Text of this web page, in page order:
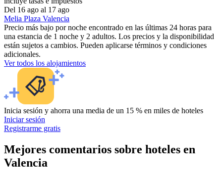
Del 16 ago al 17 ago
Melia Plaza Valencia
Precio más bajo por noche encontrado en las últimas 24 horas para
una estancia de 1 noche y 2 adultos. Los precios y la disponibilidad
están sujetos a cambios. Pueden aplicarse términos y condiciones
adicionales.
Ver todos los alojamientos
Inicia sesión y ahorra una media de un 15 % en miles de hoteles
Iniciar sesión
Registrarme gratis
Mejores comentarios sobre hoteles en
Valencia